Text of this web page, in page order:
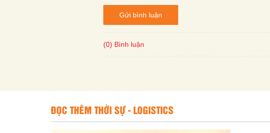
Gửi bình luận
(0) Bình luận
ĐỌC THÊM THỜI SỰ - LOGISTICS